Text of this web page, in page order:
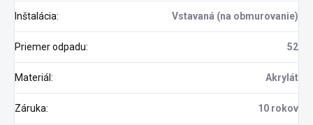
Inštalácia: Vstavaná (na obmurovanie)
Priemer odpadu: 52
Materiál: Akrylát
Záruka: 10 rokov